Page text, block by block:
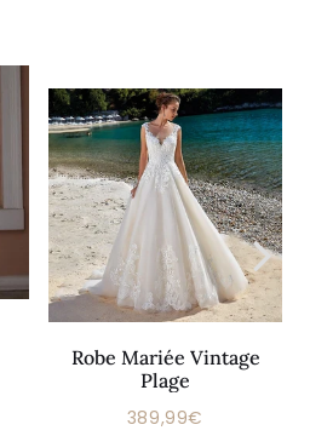
Robe Mariée Vintage
Plage
Prix
389,99€